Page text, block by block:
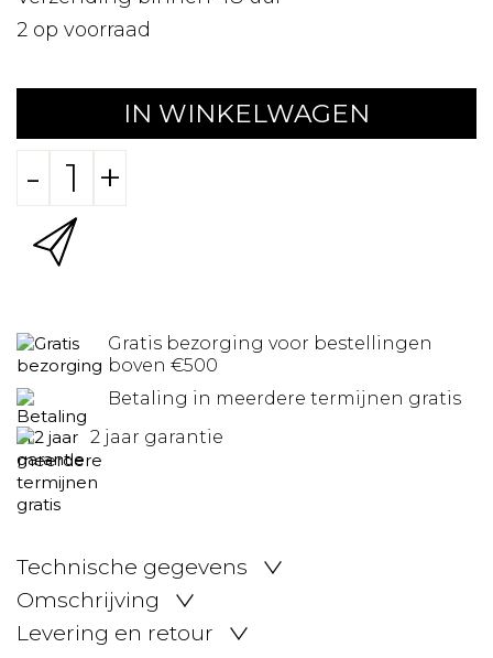
2 op voorraad
IN WINKELWAGEN
- +
Gratis bezorging voor bestellingen
boven €500
Betaling in meerdere termijnen gratis
2 jaar garantie
Technische gegevens
Omschrijving
Levering en retour